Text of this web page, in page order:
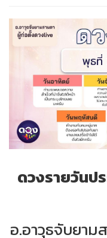
ดวงรายวันป
อ.อาวุธจับยา